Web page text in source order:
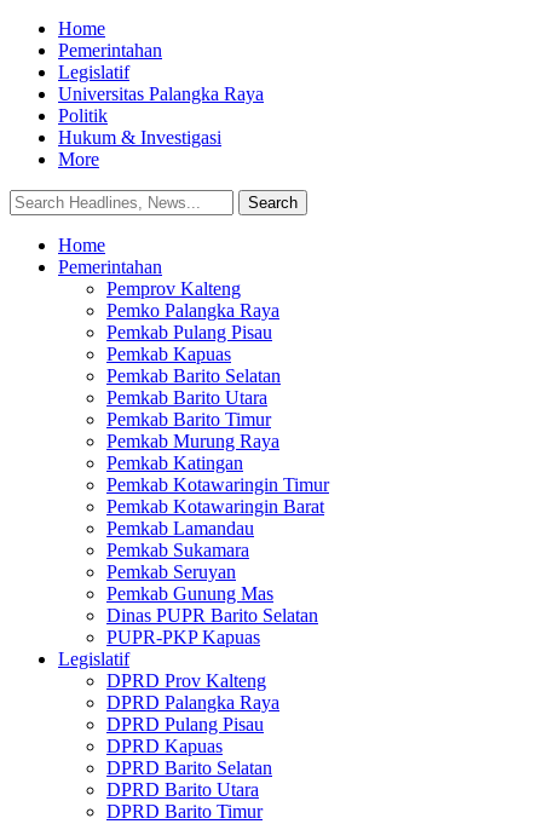
Home
Pemerintahan
Legislatif
Universitas Palangka Raya
Politik
Hukum & Investigasi
More
Home
Pemerintahan
Pemprov Kalteng
Pemko Palangka Raya
Pemkab Pulang Pisau
Pemkab Kapuas
Pemkab Barito Selatan
Pemkab Barito Utara
Pemkab Barito Timur
Pemkab Murung Raya
Pemkab Katingan
Pemkab Kotawaringin Timur
Pemkab Kotawaringin Barat
Pemkab Lamandau
Pemkab Sukamara
Pemkab Seruyan
Pemkab Gunung Mas
Dinas PUPR Barito Selatan
PUPR-PKP Kapuas
Legislatif
DPRD Prov Kalteng
DPRD Palangka Raya
DPRD Pulang Pisau
DPRD Kapuas
DPRD Barito Selatan
DPRD Barito Utara
DPRD Barito Timur